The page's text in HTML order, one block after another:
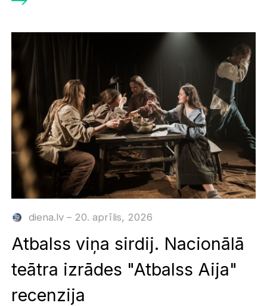
diena.lv – 20. aprīlis, 2026
Atbalss viņa sirdij. Nacionālā
teātra izrādes "Atbalss Aija"
recenzija